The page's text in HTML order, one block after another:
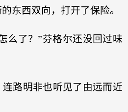
东西双向，打开了保险。
么了？”芬格尔还没回过味
路明非也听见了由远而近